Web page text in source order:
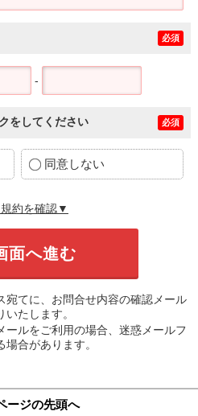
必須
-
をしてください 必須
同意しない
約を確認▼
てに、お問合せ内容の確認メール
いたします。
ルをご利用の場合、迷惑メールフ
場合があります。
ージの先頭へ